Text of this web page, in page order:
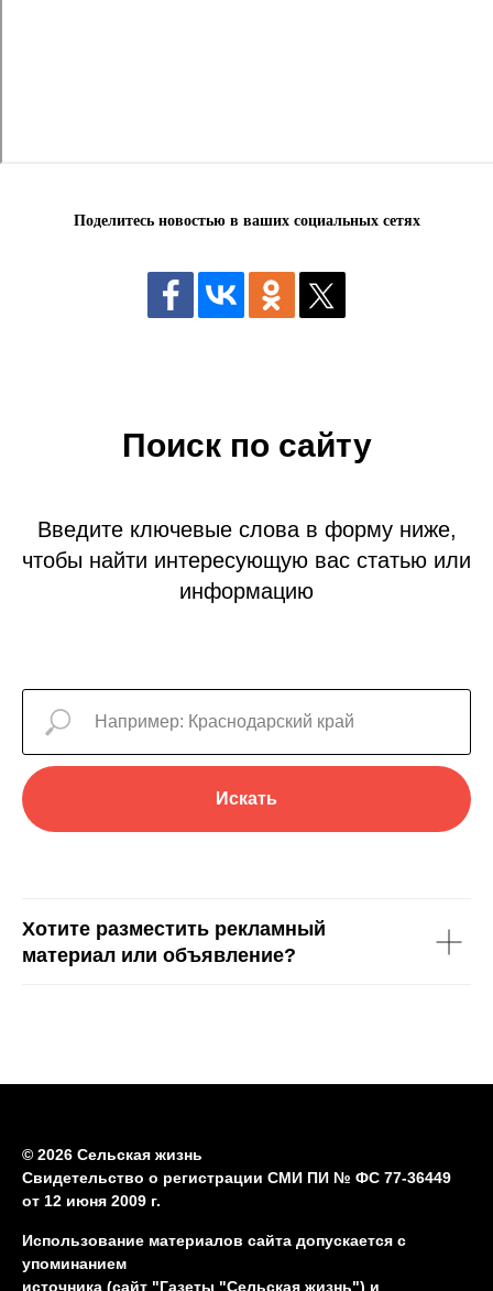
Поделитесь новостью в ваших социальных сетях
Поиск по сайту
Введите ключевые слова в форму ниже,
чтобы найти интересующую вас статью или
информацию
Искать
Хотите разместить рекламный
материал или объявление?
© 2026 Сельская жизнь
Свидетельство о регистрации СМИ ПИ № ФС 77-36449
от 12 июня 2009 г.
Использование материалов сайта допускается с
упоминанием
источника (сайт "Газеты "Сельская жизнь") и